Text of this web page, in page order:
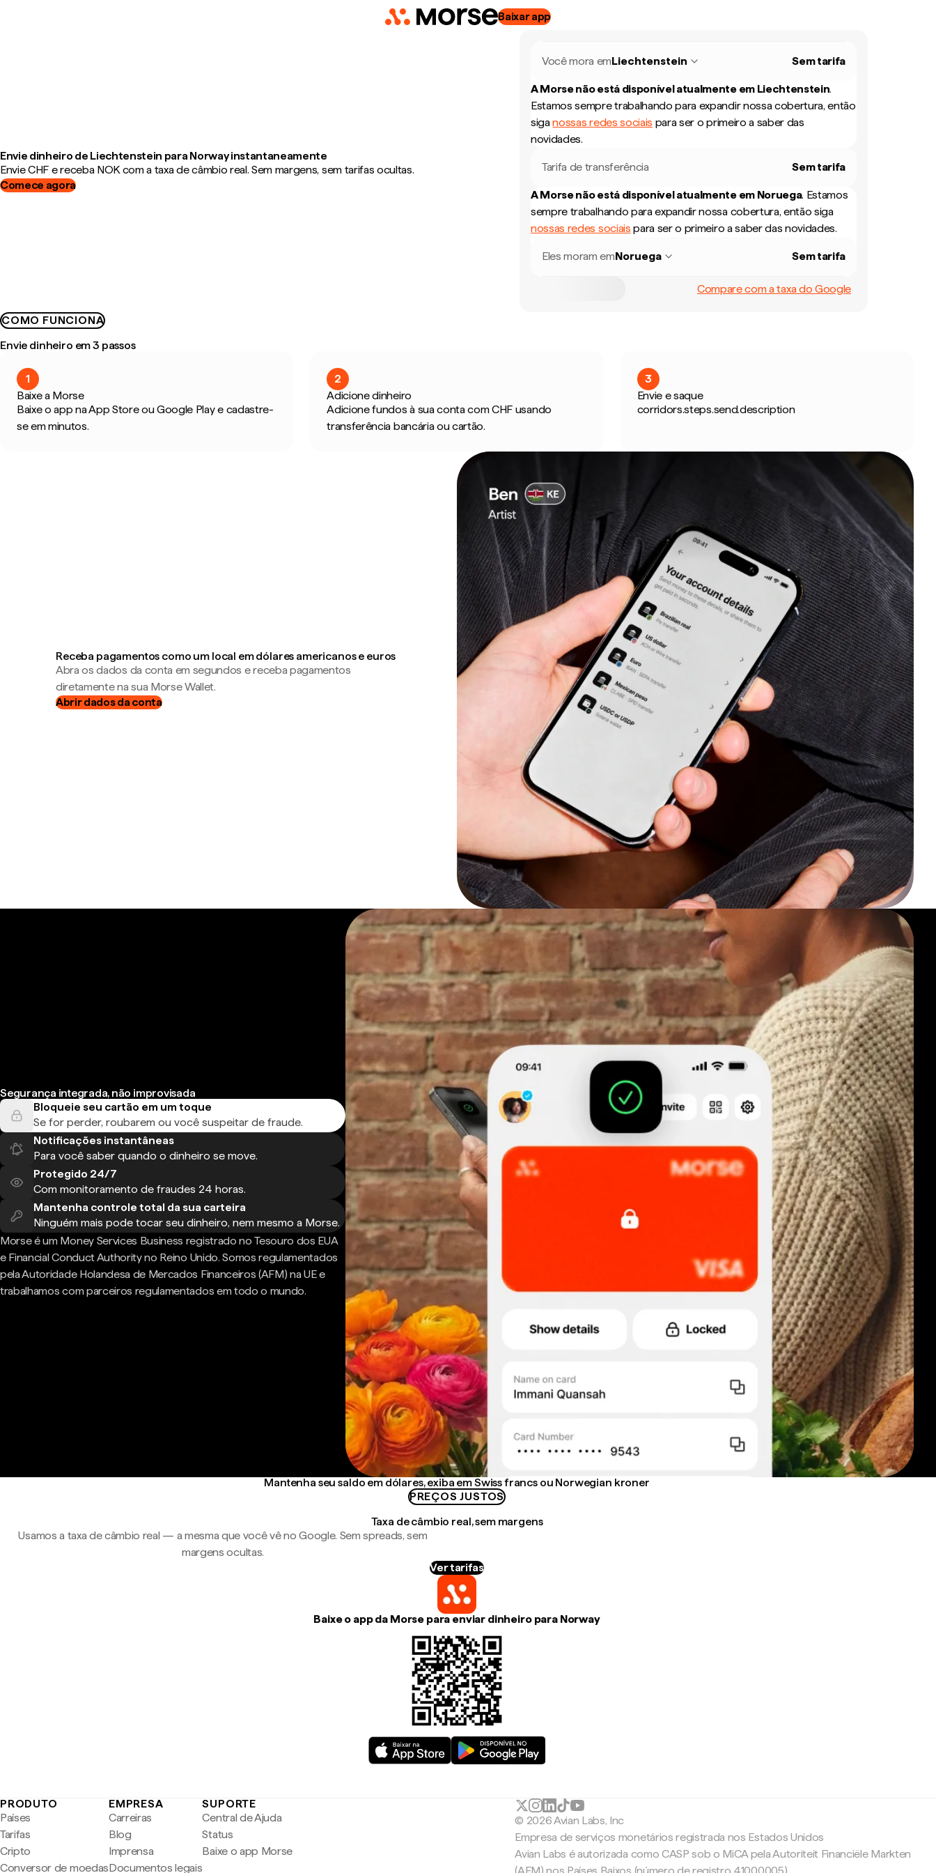
Baixar app
Envie dinheiro de Liechtenstein para Norway instantaneamente
Envie CHF e receba NOK com a taxa de câmbio real. Sem margens, sem tarifas ocultas.
Comece agora
Você mora emLiechtenstein Sem tarifa
A Morse não está disponível atualmente em Liechtenstein.
Estamos sempre trabalhando para expandir nossa cobertura, então
siganossas redes sociais para ser o primeiro a saber das
novidades.
Tarifa de transferência Sem tarifa
A Morse não está disponível atualmente em Noruega. Estamos
sempre trabalhando para expandir nossa cobertura, então siga
nossas redes sociais para ser o primeiro a saber das novidades.
Eles moram emNoruega Sem tarifa
Compare com a taxa do Google
COMO FUNCIONA
Envie dinheiro em 3 passos
1
Baixe a Morse
Baixe o app na App Store ou Google Play e cadastre-
se em minutos.
2
Adicione dinheiro
Adicione fundos à sua conta com CHF usando
transferência bancária ou cartão.
3
Envie e saque
corridors.steps.send.description
Receba pagamentos como um local em dólares americanos e euros
Abra os dados da conta em segundos e receba pagamentos
diretamente na sua Morse Wallet.
Abrir dados da conta
Segurança integrada, não improvisada
Bloqueie seu cartão em um toque
Se for perder, roubarem ou você suspeitar de fraude.
Notificações instantâneas
Para você saber quando o dinheiro se move.
Protegido 24/7
Com monitoramento de fraudes 24 horas.
Mantenha controle total da sua carteira
Ninguém mais pode tocar seu dinheiro, nem mesmo a Morse.
Morse é um Money Services Business registrado no Tesouro dos EUA
e Financial Conduct Authority no Reino Unido. Somos regulamentados
pela Autoridade Holandesa de Mercados Financeiros (AFM) na UE e
trabalhamos com parceiros regulamentados em todo o mundo.
Mantenha seu saldo em dólares, exiba em Swiss francs ou Norwegian kroner
PREÇOS JUSTOS
Taxa de câmbio real, sem margens
Usamos a taxa de câmbio real — a mesma que você vê no Google. Sem spreads, sem
margens ocultas.
Ver tarifas
Baixe o app da Morse para enviar dinheiro para Norway
PRODUTO
Países
Tarifas
Cripto
Conversor de moedas
EMPRESA
Carreiras
Blog
Imprensa
Documentos legais
SUPORTE
Central de Ajuda
Status
Baixe o app Morse
© 2026 Avian Labs, Inc
Empresa de serviços monetários registrada nos Estados Unidos
Avian Labs é autorizada como CASP sob o MiCA pela Autoriteit Financiële Markten